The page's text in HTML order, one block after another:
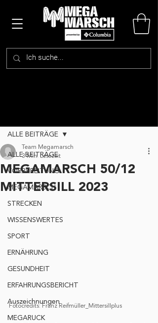
ALLE BEITRÄGE
VORBEREITUNG
MEGAMARSCH
STRECKEN
WISSENSWERTES
SPORT
ERNÄHRUNG
GESUNDHEIT
ERFAHRUNGSBERICHT
Auszeichnungen
MEGARUCK
ALLE BEITRÄGE
MEGAMARSCH 50/12
MITTERSILL 2023
Team Megamarsch
3 Min. Lesezeit
Fotocredits: Franz Reifmüller_Mittersillplus